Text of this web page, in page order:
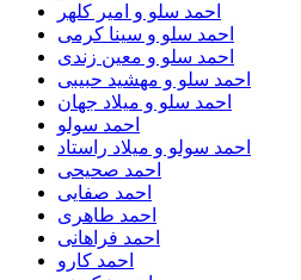
احمد سلو و امیر کلهر
احمد سلو و سینا کرمی
احمد سلو و معین زندی
احمد سلو و مهشید حبیبی
احمد سلو و میلاد جهان
احمد سولو
احمد سولو و میلاد راستاد
احمد صحیحی
احمد صفایی
احمد طاهری
احمد فراهانی
احمد کارو